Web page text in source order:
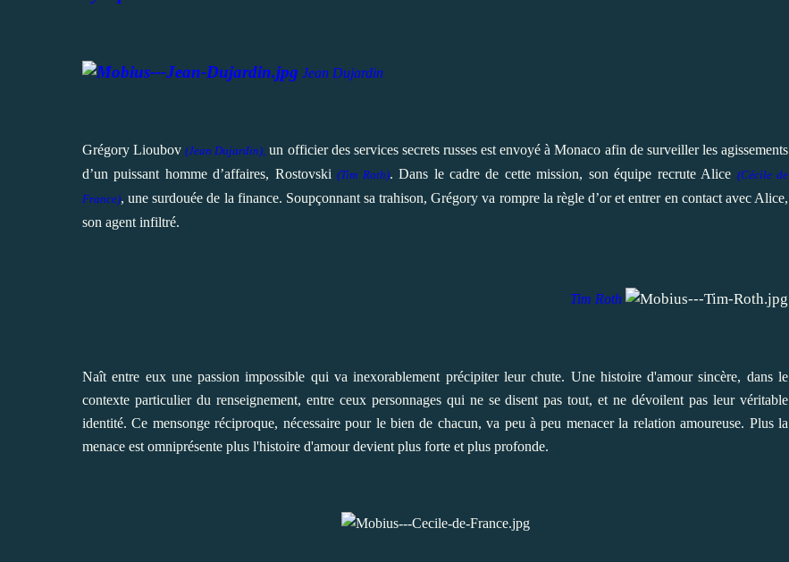
Jean Dujardin
Grégory Lioubov(Jean Dujardin), un officier des services secrets russes est envoyé à Monaco afin de surveiller les agissements
d’un puissant homme d’affaires, Rostovski(Tim Roth). Dans le cadre de cette mission, son équipe recrute Alice (Cécile de
France), une surdouée de la finance. Soupçonnant sa trahison, Grégory va rompre la règle d’or et entrer en contact avec Alice,
son agent infiltré.
Tim Roth
Naît entre eux une passion impossible qui va inexorablement précipiter leur chute. Une histoire d'amour sincère, dans le
contexte particulier du renseignement, entre ceux personnages qui ne se disent pas tout, et ne dévoilent pas leur véritable
identité. Ce mensonge réciproque, nécessaire pour le bien de chacun, va peu à peu menacer la relation amoureuse. Plus la
menace est omniprésente plus l'histoire d'amour devient plus forte et plus profonde.